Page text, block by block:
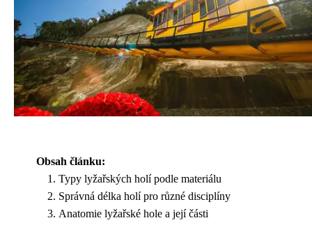
Obsah článku:
Typy lyžařských holí podle materiálu
Správná délka holí pro různé disciplíny
Anatomie lyžařské hole a její části